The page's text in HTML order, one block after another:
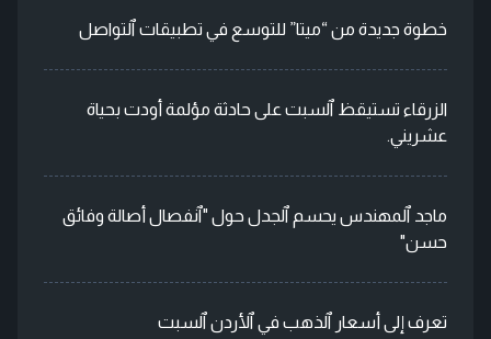
خطوة جديدة من “ميتا” للتوسع في تطبيقات ٱلتواصل
الزرقاء تستيقظ ٱلسبت على حادثة مؤلمة أودت بحياة
عشريني.
ماجد ٱلمهندس يحسم ٱلجدل حول "ٱنفصال أصالة وفائق
حسن"
تعرف إلى أسعار ٱلذهب في ٱلأردن ٱلسبت